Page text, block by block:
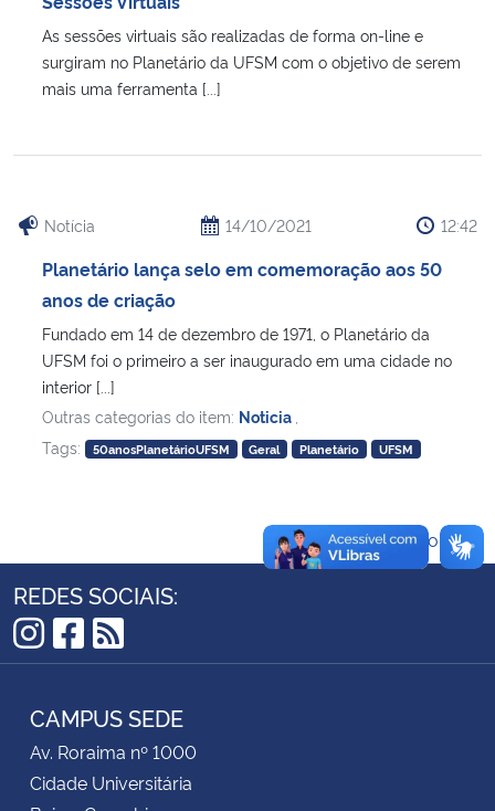
Ministério da Saúde
Ministério do Turismo
Ministério do Desenvolvimento Regional
Controladoria-Geral da União
Secretaria de Governo
Gabinete de Segurança Institucional
Advocacia-Geral da União
Banco Central do Brasil
As sessões virtuais são realizadas de forma on-line e
surgiram no Planetário da UFSM com o objetivo de serem
mais uma ferramenta [...]
Notícia 14/10/2021 12:42
Planetário lança selo em comemoração aos 50
anos de criação
Fundado em 14 de dezembro de 1971, o Planetário da
UFSM foi o primeiro a ser inaugurado em uma cidade no
interior [...]
Outras categorias do item: Noticia
Tags:
50anosPlanetárioUFSM Geral Planetário UFSM
Voltar ao topo
REDES SOCIAIS:
Instagram
Facebook
RSS
CAMPUS SEDE
Av. Roraima nº 1000
Cidade Universitária